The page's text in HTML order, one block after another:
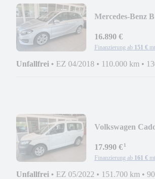
Mercedes-Benz
16.890 €
Finanzierung ab 151 €
Unfallfrei • EZ 04/2018 • 110.000 km •
Volkswagen
17.990 €¹
Finanzierung ab 161 €
Unfallfrei • EZ 05/2022 • 151.700 km •